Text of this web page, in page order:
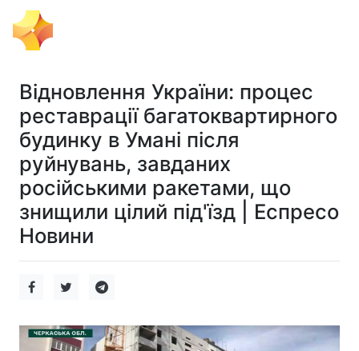
Відновлення України: процес
реставрації багатоквартирного
будинку в Умані після
руйнувань, завданих
російськими ракетами, що
знищили цілий під'їзд | Еспресо
Новини